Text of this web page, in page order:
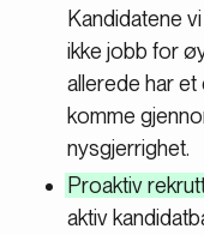
Kandidatene
ikke jobb for
allerede har et
komme
nysgjerrighet.
Proaktiv
aktiv